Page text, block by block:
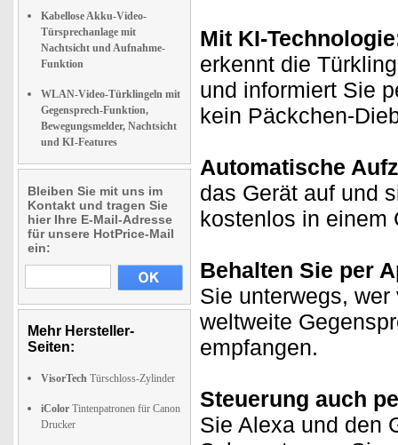
Kabellose Akku-Video-
Türsprechanlage mit
Nachtsicht und Aufnahme-
Funktion
WLAN-Video-Türklingeln mit
Gegensprech-Funktion,
Bewegungsmelder, Nachtsicht
und KI-Features
Bleiben Sie mit uns im
Kontakt und tragen Sie
hier Ihre E-Mail-Adresse
für unsere HotPrice-Mail
ein:
Mehr Hersteller-
Seiten:
VisorTech Türschloss-Zylinder
iColor Tintenpatronen für Canon
Drucker
Mit KI-
erkennt die
und informiert Sie
kein Päckchen-
Automatische
das Gerät auf und
kostenlos in einem
Behalten Sie per
Sie unterwegs,
weltweite
empfangen.
Steuerung auch
Sie Alexa und den